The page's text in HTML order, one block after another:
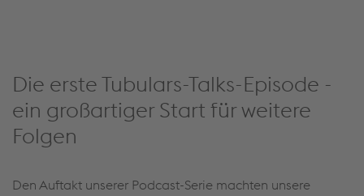
Mehr Infos & Einstellungen
Die erste Tubulars-Talks-Episode -
ein großartiger Start für weitere
Folgen
Den Auftakt unserer Podcast-Serie machten unsere